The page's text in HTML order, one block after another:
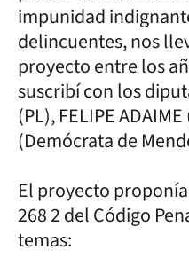
impunidad
delincuentes, nos
proyecto entre los
suscribí con los
(PL), FELIPE ADAIME
(Demócrata de
El proyecto
268 2 del Código
temas: